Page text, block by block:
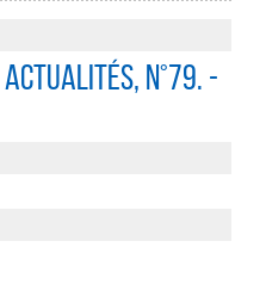
Actualités, n°79. -